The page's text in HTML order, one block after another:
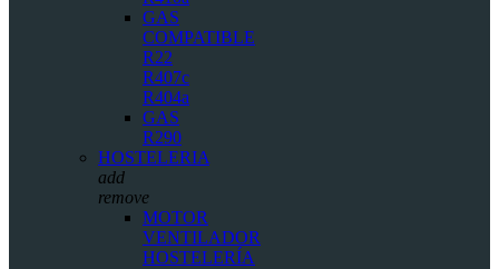
GAS
COMPATIBLE
R22
R407c
R404a
GAS
R290
HOSTELERIA
add
remove
MOTOR
VENTILADOR
HOSTELERÍA